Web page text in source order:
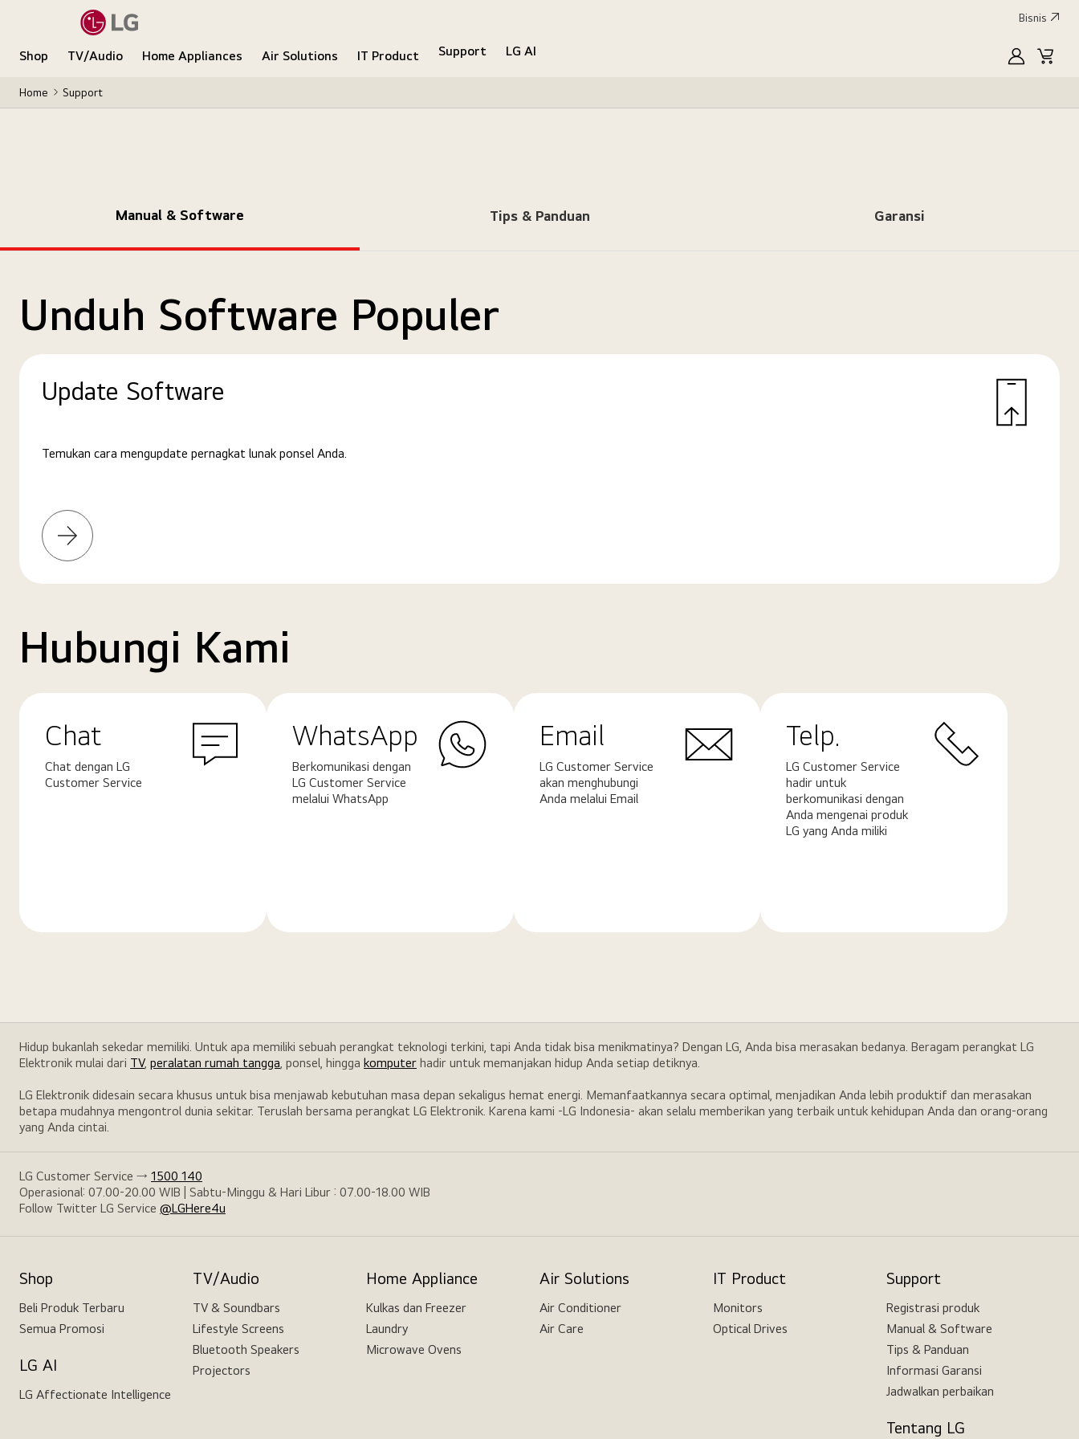
Bisnis
Shop TV/Audio Home Appliances Air Solutions IT Product Support
LG AI
MyLG
Home Support
Manual & Software Tips & Panduan Garansi
Unduh Software Populer
Update Software
Temukan cara mengupdate pernagkat lunak ponsel Anda.
Pelajari
selengkapnya
Hubungi Kami
Chat
Chat dengan LG
Customer Service
WhatsApp
Berkomunikasi dengan
LG Customer Service
melalui WhatsApp
Email
LG Customer Service
akan menghubungi
Anda melalui Email
Telp.
LG Customer Service
hadir untuk
berkomunikasi dengan
Anda mengenai produk
LG yang Anda miliki
Hidup bukanlah sekedar memiliki. Untuk apa memiliki sebuah perangkat teknologi terkini, tapi Anda tidak bisa menikmatinya? Dengan LG, Anda bisa merasakan bedanya. Beragam perangkat LG
Elektronik mulai dari TV, peralatan rumah tangga, ponsel, hingga komputer hadir untuk memanjakan hidup Anda setiap detiknya.
LG Elektronik didesain secara khusus untuk bisa menjawab kebutuhan masa depan sekaligus hemat energi. Memanfaatkannya secara optimal, menjadikan Anda lebih produktif dan merasakan
betapa mudahnya mengontrol dunia sekitar. Teruslah bersama perangkat LG Elektronik. Karena kami -LG Indonesia- akan selalu memberikan yang terbaik untuk kehidupan Anda dan orang-orang
yang Anda cintai.
LG Customer Service → 1500 140
Operasional: 07.00-20.00 WIB | Sabtu-Minggu & Hari Libur : 07.00-18.00 WIB
Follow Twitter LG Service @LGHere4u
Shop
Beli Produk Terbaru
Semua Promosi
LG AI
LG Affectionate Intelligence
TV/Audio
TV & Soundbars
Lifestyle Screens
Bluetooth Speakers
Projectors
Home Appliance
Kulkas dan Freezer
Laundry
Microwave Ovens
Air Solutions
Air Conditioner
Air Care
IT Product
Monitors
Optical Drives
Support
Registrasi produk
Manual & Software
Tips & Panduan
Informasi Garansi
Jadwalkan perbaikan
Tentang LG